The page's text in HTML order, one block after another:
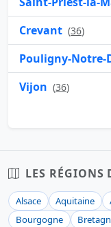
Crevant (36)
Pouligny-Notre-
Vijon (36)
LES RÉGIONS
Alsace Aquitaine
Bourgogne